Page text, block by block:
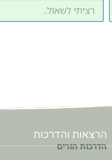
הרצאות והדרכות
הדרכות הורים